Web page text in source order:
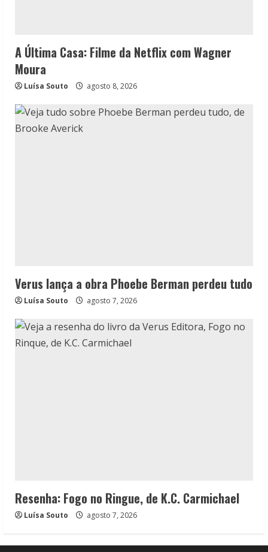
A Última Casa: Filme da Netflix com Wagner
Moura
Luísa Souto agosto 8, 2026
Verus lança a obra Phoebe Berman perdeu tudo
Luísa Souto agosto 7, 2026
Resenha: Fogo no Ringue, de K.C. Carmichael
Luísa Souto agosto 7, 2026